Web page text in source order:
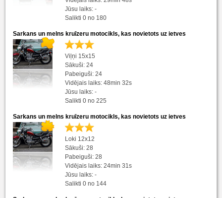
Jūsu laiks: -
Salikti 0 no 180
Sarkans un melns kruīzeru motocikls, kas novietots uz ietves
Viļņi 15x15
Sākuši: 24
Pabeiguši: 24
Vidējais laiks: 48min 32s
Jūsu laiks: -
Salikti 0 no 225
Sarkans un melns kruīzeru motocikls, kas novietots uz ietves
Loki 12x12
Sākuši: 28
Pabeiguši: 28
Vidējais laiks: 24min 31s
Jūsu laiks: -
Salikti 0 no 144